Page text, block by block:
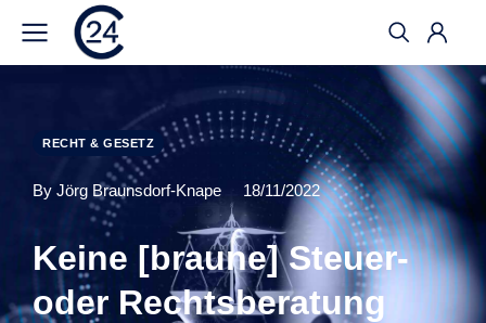
RECHT & GESETZ
By Jörg Braunsdorf-Knape 18/11/2022
Keine [braune] Steuer-
oder Rechtsberatung